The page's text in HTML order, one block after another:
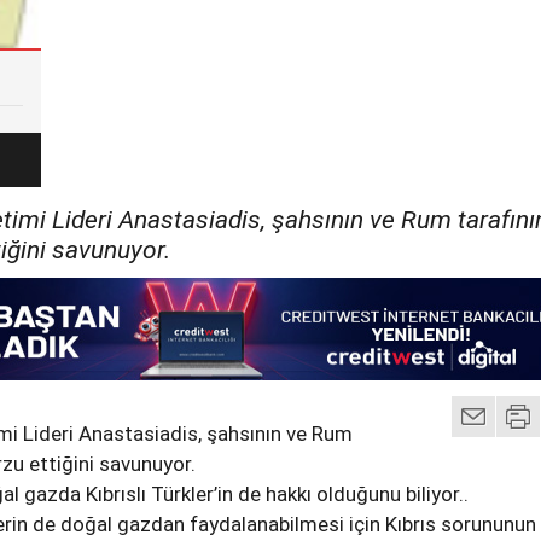
Lideri Anastasiadis, şahsının ve Rum
savunuyor.
Lideri Anastasiadis, şahsının ve Rum
ettiğini savunuyor.
gazda Kıbrıslı Türkler’in de hakkı olduğunu biliyor..
de doğal gazdan faydalanabilmesi için Kıbrıs sorununun